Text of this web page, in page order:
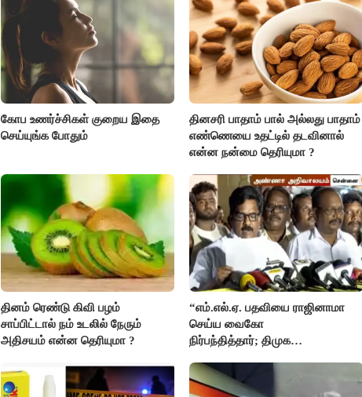
கோப உணர்ச்சிகள் குறைய இதை
செய்யுங்க போதும்
தினசரி பாதாம் பால் அல்லது பாதாம்
எண்ணெயை உதட்டில் தடவினால்
என்ன நன்மை தெரியுமா ?
தினம் ரெண்டு கிவி பழம்
சாப்பிட்டால் நம் உடலில் நேரும்
அதிசயம் என்ன தெரியுமா ?
“எம்.எல்.ஏ. பதவியை ராஜினாமா
செய்ய வைகோ
நிர்பந்தித்தார்; திமுக
தொடர்கிறோம்”- மதிமுக
எம்.எல்.ஏக்கள் பரபரப்பு பேட்டி